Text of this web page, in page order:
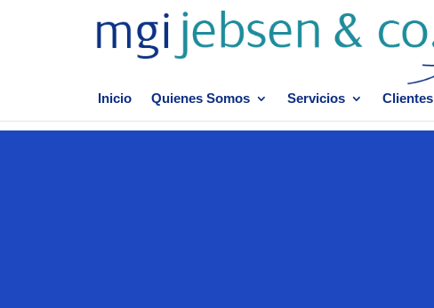
Inicio Quienes Somos Servicios Clientes